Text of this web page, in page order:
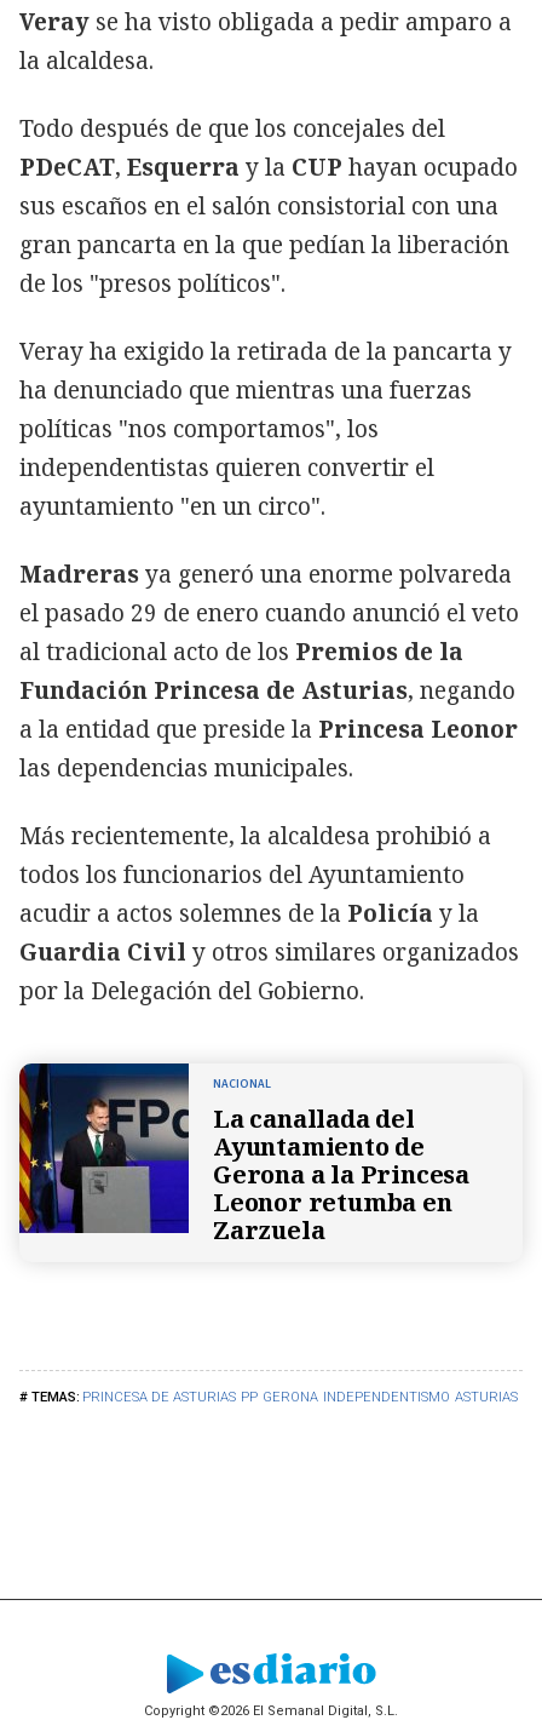
PRINCESA DE ASTURIAS PP GERONA INDEPENDENTISMO ASTURIAS
Veray se ha visto obligada a pedir amparo a
la alcaldesa.
Todo después de que los concejales del
PDeCAT, Esquerra y la CUP hayan ocupado
sus escaños en el salón consistorial con una
gran pancarta en la que pedían la liberación
de los "presos políticos".
Veray ha exigido la retirada de la pancarta y
ha denunciado que mientras una fuerzas
políticas "nos comportamos", los
independentistas quieren convertir el
ayuntamiento "en un circo".
Madrerasya generó una enorme polvareda
el pasado 29 de enero cuando anunció el veto
al tradicional acto de los Premios de la
Fundación Princesa de Asturias, negando
a la entidad que preside la Princesa Leonor
las dependencias municipales.
Más recientemente, la alcaldesa prohibió a
todos los funcionarios del Ayuntamiento
acudir a actos solemnes de la Policía y la
Guardia Civil y otros similares organizados
por la Delegación del Gobierno.
NACIONAL
La canallada del
Ayuntamiento de
Gerona a la Princesa
Leonor retumba en
Zarzuela
Copyright ©2026 El Semanal Digital, S.L.